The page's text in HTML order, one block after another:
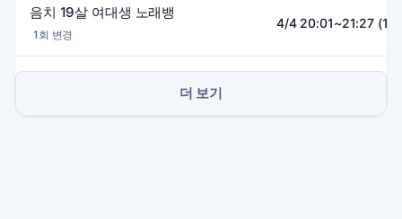
음치 19살 여대생 노래뱅
1회 변경
4/4 20:01~21:27
더 보기